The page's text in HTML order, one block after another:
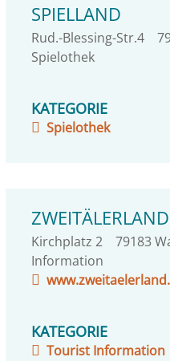
SPIELLAND
Rud.-Blessing-Str.4
Spielothek
KATEGORIE
Spielothek
Kirchplatz 2 79183
Information
KATEGORIE
Tourist Information